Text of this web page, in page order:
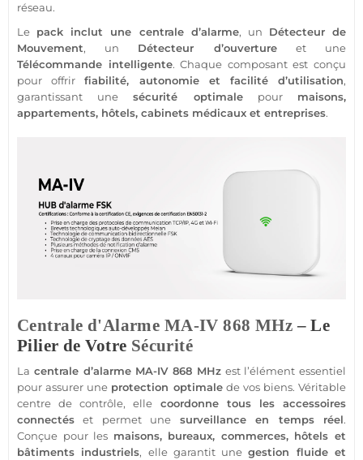
réseau.
Le pack inclut une centraled’alarme, un Détecteur de
Mouvement, un Détecteur d’ouvertureet une
Télécommande intelligente. Chaque composant est conçu
pour offrirfiabilité, autonomie et facilité d’utilisation,
garantissant unesécurité optimalepour maisons,
appartements, hôtels, cabinets médicaux et entreprises.
Centrale d'Alarme MA-IV 868 MHz – Le
Pilier de Votre Sécurité
La centraled’alarme MA-IV 868 MHzest l’élément essentiel
pour assurer une protection optimalede vos biens. Véritable
centre de contrôle, elle coordonne tous lesaccessoires
connectés et permet une surveillanceen temps réel.
Conçue pour les maisons, bureaux, commerces, hôtels et
bâtiments industriels, elle garantit unegestion fluide et